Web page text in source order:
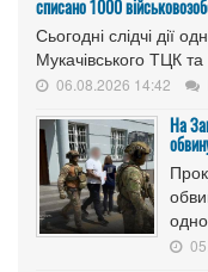
списано 1000
Сьогодні слідчі дії
Мукачівського ТЦК
06.08.2026 14:42
На